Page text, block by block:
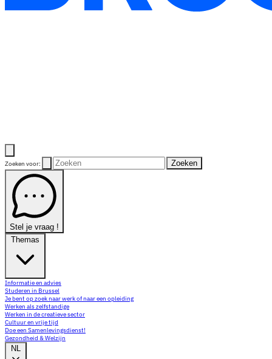
Zoeken voor: Zoeken
Stel je vraag !
Themas
Informatie en advies
Studeren in Brussel
Je bent op zoek naar werk of naar een opleiding
Werken als zelfstandige
Werken in de creatieve sector
Cultuur en vrije tijd
Doe een Samenlevingsdienst!
Gezondheid & Welzijn
NL